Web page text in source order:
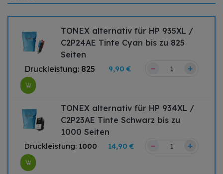
TONEX alternativ für HP 935XL /
C2P24AE Tinte Cyan bis zu 825
Seiten
Druckleistung: 825 9,90 € – +
TONEX alternativ für HP 934XL /
C2P23AE Tinte Schwarz bis zu
1000 Seiten
Druckleistung: 1000 14,90 € – +